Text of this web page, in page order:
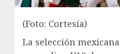
(Foto: Cortesía)
La selección mexicana